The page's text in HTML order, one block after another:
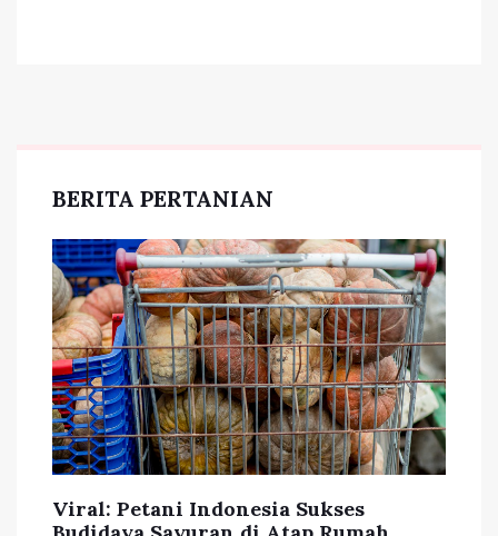
BERITA PERTANIAN
Viral: Petani Indonesia Sukses